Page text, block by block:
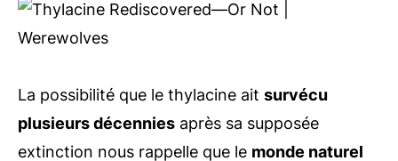
La possibilité que le thylacine ait survécu
plusieurs décennies après sa supposée
extinction nous rappelle que le monde naturel